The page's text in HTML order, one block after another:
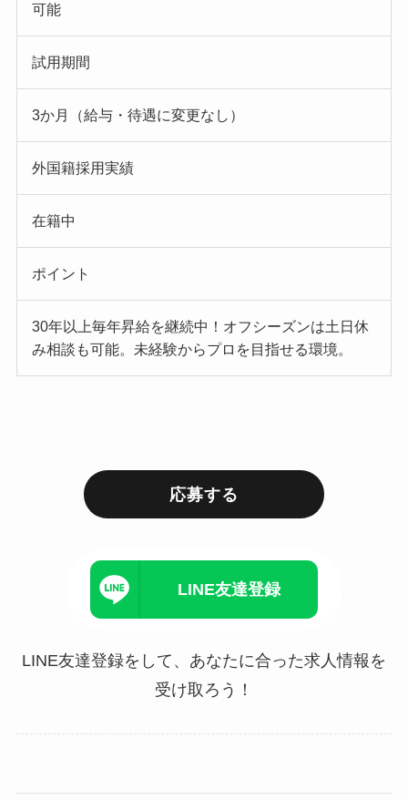
可能
試用期間
3か月（給与・待遇に変更なし）
外国籍採用実績
在籍中
ポイント
30年以上毎年昇給を継続中！オフシーズンは土日休
み相談も可能。未経験からプロを目指せる環境。
応募する
LINE友達登録
LINE友達登録をして、あなたに合った求人情報を
受け取ろう！